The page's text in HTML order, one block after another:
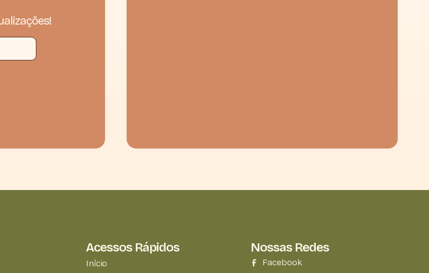
Acessos Rápidos
Início
Nossas Redes
Facebook